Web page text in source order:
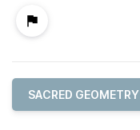
SACRED GEOMETRY